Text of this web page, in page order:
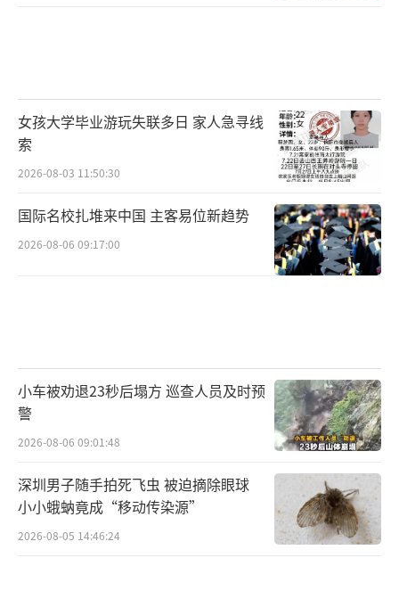
女孩大学毕业游玩失联多日 家人急寻线
索
2026-08-03 11:50:30
国际名校扎堆来中国 主客易位新趋势
2026-08-06 09:17:00
小车被劝退23秒后塌方 巡查人员及时预
警
2026-08-06 09:01:48
深圳男子随手拍死飞虫 被迫摘除眼球
小小蛾蚋竟成“移动传染源”
2026-08-05 14:46:24